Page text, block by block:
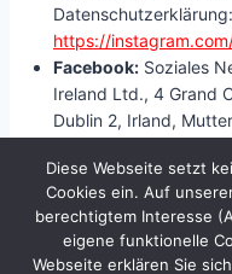
Datenschutzerklärung:
https://
Facebook: Soziales
Ireland Ltd., 4 Grand
Dublin 2, Irland,
https://
https://
Werbeanzeigen:
Diese Webseite setzt
Cookies ein. Auf
berechtigtem Interesse
eigene funktionelle
Webseite erklären Sie